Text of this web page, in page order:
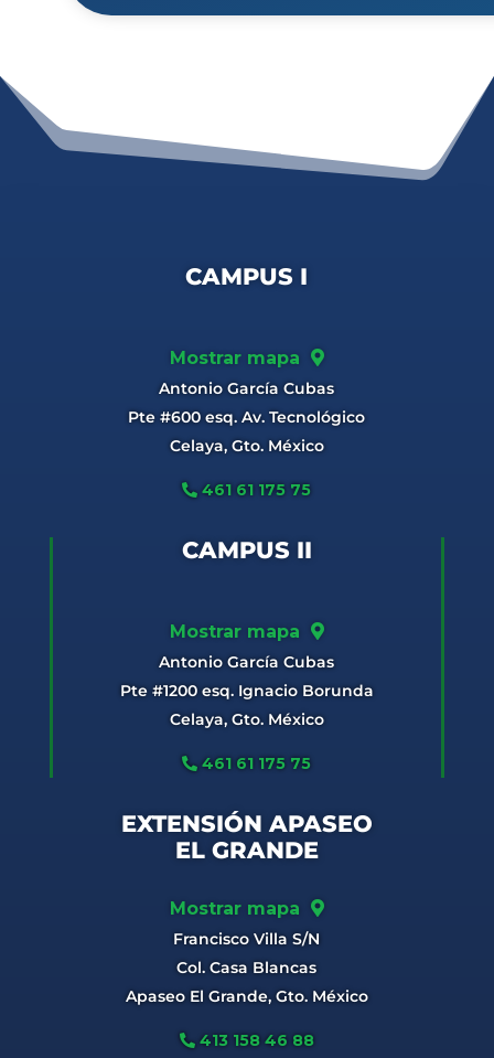
CAMPUS I
Mostrar mapa
Antonio García Cubas
Pte #600 esq. Av. Tecnológico
Celaya, Gto. México
461 61 175 75
CAMPUS II
Mostrar mapa
Antonio García Cubas
Pte #1200 esq. Ignacio Borunda
Celaya, Gto. México
461 61 175 75
EXTENSIÓN APASEO
EL GRANDE
Mostrar mapa
Francisco Villa S/N
Col. Casa Blancas
Apaseo El Grande, Gto. México
413 158 46 88